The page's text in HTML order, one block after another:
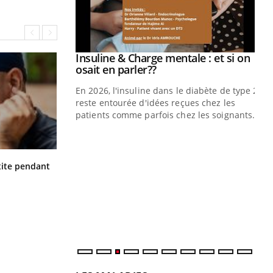
pendant
pour
mental ou
de la
ce qui la rend
Youtube
Insuline & Charge mentale : et si on
osait en parler??Youtube
En 2026, l'insuline dans le diabète de type 2
reste entourée d'idées reçues chez les
patients comme parfois chez les soignants.